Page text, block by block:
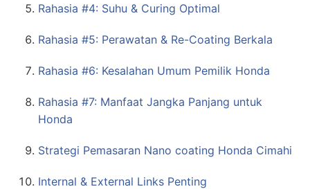
Rahasia #4: Suhu & Curing Optimal
Rahasia #5: Perawatan & Re-Coating Berkala
Rahasia #6: Kesalahan Umum Pemilik Honda
Rahasia #7: Manfaat Jangka Panjang untuk
Honda
Strategi Pemasaran Nano coating Honda Cimahi
Internal & External Links Penting